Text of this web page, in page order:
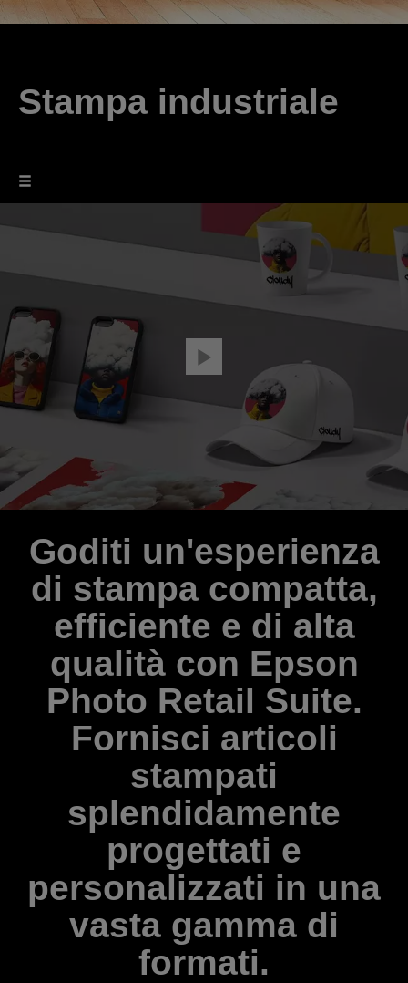
Stampa industriale
Goditi un'esperienza
di stampa compatta,
efficiente e di alta
qualità con Epson
Photo Retail Suite.
Fornisci articoli
stampati
splendidamente
progettati e
personalizzati in una
vasta gamma di
formati.